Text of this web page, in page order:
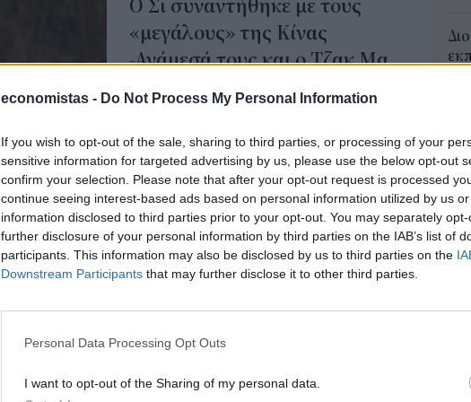
economistas - Do Not Process My Personal Information
If you wish to opt-out of the sale, sharing to third parties, or processing of your
sensitive information for targeted advertising by us, please use the below opt-out
confirm your selection. Please note that after your opt-out request is processed
continue seeing interest-based ads based on personal information utilized by us
information disclosed to third parties prior to your opt-out. You may separately
further disclosure of your personal information by third parties on the IAB’s list of
participants. This information may also be disclosed by us to third parties on the
Downstream Participants that may further disclose it to other third parties.
Personal Data Processing Opt Outs
I want to opt-out of the Sharing of my personal data.
Ο Σι συναντήθηκε με τους
«μεγάλους» της Κίνας
-Ανάμεσά τους και ο Τζακ Μα
σήμερα σε συνέδριο με τους επικεφαλής των
μεταξύ των οποίων ο Τζακ Μα του γίγαντα του
διαδικτυακού εμπορίου Alibaba, μετέδωσαν
κρατικά μέσα ενημέρωσης.
NEWSROOM / 17 Φεβ 2025
ΤΕΧΝΟΛΟΓΙΑ
Το iPhone θα χρησιμοποιήσει
την Alibaba AI στην Κίνα
Ltd. θα χρησιμοποιούν τα iPhones στην Κίνα.
NEWSROOM/13 Φεβ 2025
οι
06
05